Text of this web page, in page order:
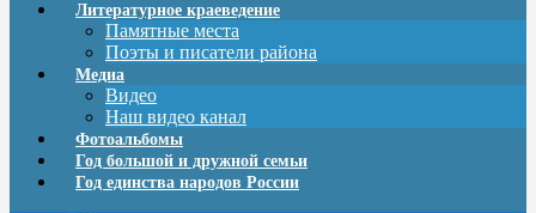
Литературное краеведение
Памятные места
Поэты и писатели района
Медиа
Видео
Наш видео канал
Фотоальбомы
Год большой и дружной семьи
Год единства народов России